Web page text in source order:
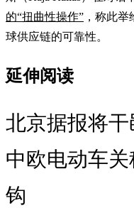
的“扭曲性操作” ，称此
球供应链的可靠性。
延伸阅读
北京据报将
中欧电动车
钩